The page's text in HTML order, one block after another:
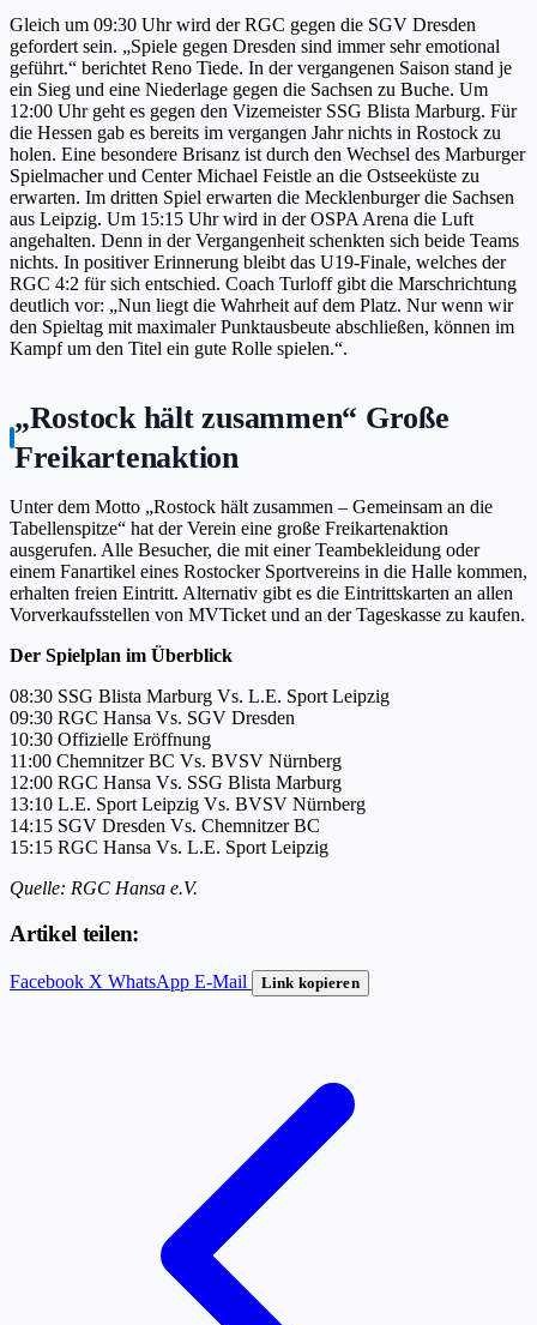
Gleich um 09:30 Uhr wird der RGC gegen die SGV Dresden
gefordert sein. „Spiele gegen Dresden sind immer sehr emotional
geführt.“ berichtet Reno Tiede. In der vergangenen Saison stand je
ein Sieg und eine Niederlage gegen die Sachsen zu Buche. Um
12:00 Uhr geht es gegen den Vizemeister SSG Blista Marburg. Für
die Hessen gab es bereits im vergangen Jahr nichts in Rostock zu
holen. Eine besondere Brisanz ist durch den Wechsel des Marburger
Spielmacher und Center Michael Feistle an die Ostseeküste zu
erwarten. Im dritten Spiel erwarten die Mecklenburger die Sachsen
aus Leipzig. Um 15:15 Uhr wird in der OSPA Arena die Luft
angehalten. Denn in der Vergangenheit schenkten sich beide Teams
nichts. In positiver Erinnerung bleibt das U19-Finale, welches der
RGC 4:2 für sich entschied. Coach Turloff gibt die Marschrichtung
deutlich vor: „Nun liegt die Wahrheit auf dem Platz. Nur wenn wir
den Spieltag mit maximaler Punktausbeute abschließen, können im
Kampf um den Titel ein gute Rolle spielen.“.
„Rostock hält zusammen“ Große
Freikartenaktion
Unter dem Motto „Rostock hält zusammen – Gemeinsam an die
Tabellenspitze“ hat der Verein eine große Freikartenaktion
ausgerufen. Alle Besucher, die mit einer Teambekleidung oder
einem Fanartikel eines Rostocker Sportvereins in die Halle kommen,
erhalten freien Eintritt. Alternativ gibt es die Eintrittskarten an allen
Vorverkaufsstellen von MVTicket und an der Tageskasse zu kaufen.
Der Spielplan im Überblick
08:30 SSG Blista Marburg Vs. L.E. Sport Leipzig
09:30 RGC Hansa Vs. SGV Dresden
10:30 Offizielle Eröffnung
11:00 Chemnitzer BC Vs. BVSV Nürnberg
12:00 RGC Hansa Vs. SSG Blista Marburg
13:10 L.E. Sport Leipzig Vs. BVSV Nürnberg
14:15 SGV Dresden Vs. Chemnitzer BC
15:15 RGC Hansa Vs. L.E. Sport Leipzig
Quelle: RGC Hansa e.V.
Artikel teilen:
Facebook X WhatsApp E-Mail Link kopieren